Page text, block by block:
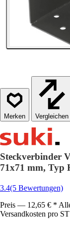
Vergleichen
Steckverbinder
71x71 mm, Typ
3.4(5 Bewertungen)
Preis — 12,65 € *
Versandkosten pro ST